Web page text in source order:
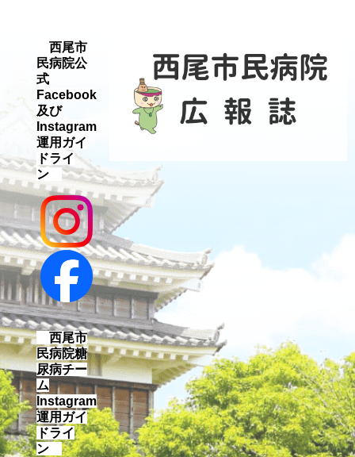
西尾市
民病院公
式
Facebook
及び
Instagram
運用ガイ
ドライ
ン
西尾市
民病院糖
尿病チー
ム
Instagram
運用ガイ
ドライ
ン